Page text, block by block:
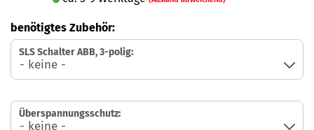
benötigtes Zubehör:
SLS Schalter ABB, 3-polig:
Überspannungsschutz: